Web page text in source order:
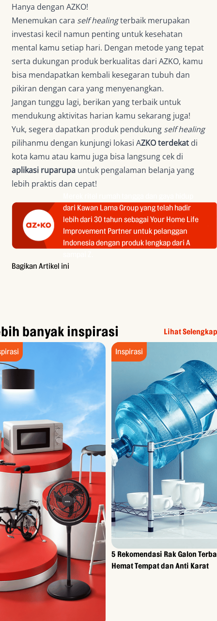
Hanya dengan AZKO!
Menemukan cara self healingterbaik merupakan
investasi kecil namun penting untuk kesehatan
mental kamu setiap hari. Dengan metode yang tepat
serta dukungan produk berkualitas dari AZKO, kamu
bisa mendapatkan kembali kesegaran tubuh dan
pikiran dengan cara yang menyenangkan.
Jangan tunggu lagi, berikan yang terbaik untuk
mendukung aktivitas harian kamu sekarang juga!
Yuk, segera dapatkan produk pendukung self healing
pilihanmu dengan kunjungi lokasi AZKO terdekat di
kota kamu atau kamu juga bisa langsung cek di
aplikasi ruparupa untuk pengalaman belanja yang
lebih praktis dan cepat!
dari Kawan Lama Group yang telah hadir
lebih dari 30 tahun sebagai Your Home Life
Improvement Partner untuk pelanggan
Indonesia dengan produk lengkap dari A
Bagikan Artikel ini
banyak inspirasi Lihat
Inspirasi
5 Rekomendasi Rak Galon
Hemat Tempat dan Anti Karat